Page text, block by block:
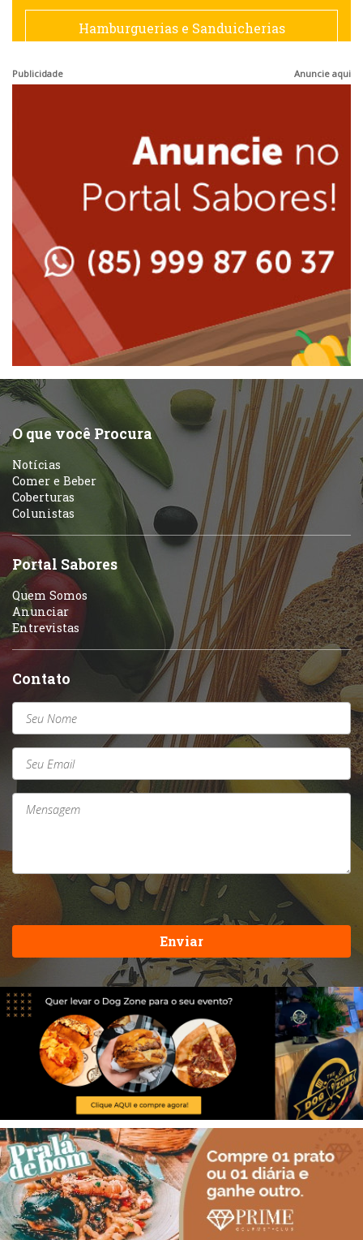
Francesa
Japonesa e Oriental
Lanchonetes
Massas
Peixes e Frutos do Mar
Pizzarias
Portuguesa
Self-service
Sobremesas e sorvetes
Hamburguerias e Sanduicherias
Peixes e Frutos do Mar
Pizzarias
Portuguesa
Sobremesas e sorvetes
Variados
Publicidade Anuncie aqui
O que você Procura
Notícias
Comer e Beber
Coberturas
Colunistas
Portal Sabores
Quem Somos
Anunciar
Entrevistas
Contato
Enviar